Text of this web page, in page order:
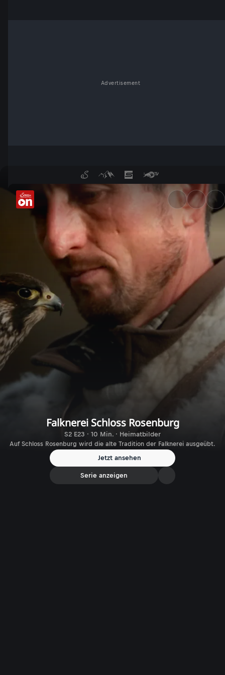
Advertisement
Falknerei auf Schloss
Falknerei Schloss Rosenburg
S2 E23 · 10 Min. · Heimatbilder
Auf Schloss Rosenburg wird die alte Tradition der Falknerei ausgeübt.
Jetzt ansehen
Serie anzeigen